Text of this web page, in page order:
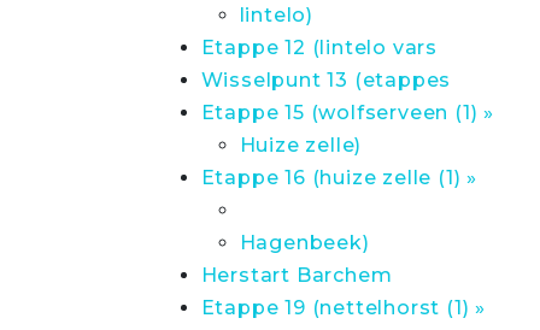
lintelo)
Etappe 12 (lintelo vars
Wisselpunt 13 (etappes
Etappe 15 (wolfserveen (1) »
Huize zelle)
Etappe 16 (huize zelle (1) »
Hagenbeek)
Herstart Barchem
Etappe 19 (nettelhorst (1) »